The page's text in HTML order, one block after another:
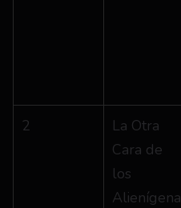
2
La Otra
Cara de
los
Alienígena